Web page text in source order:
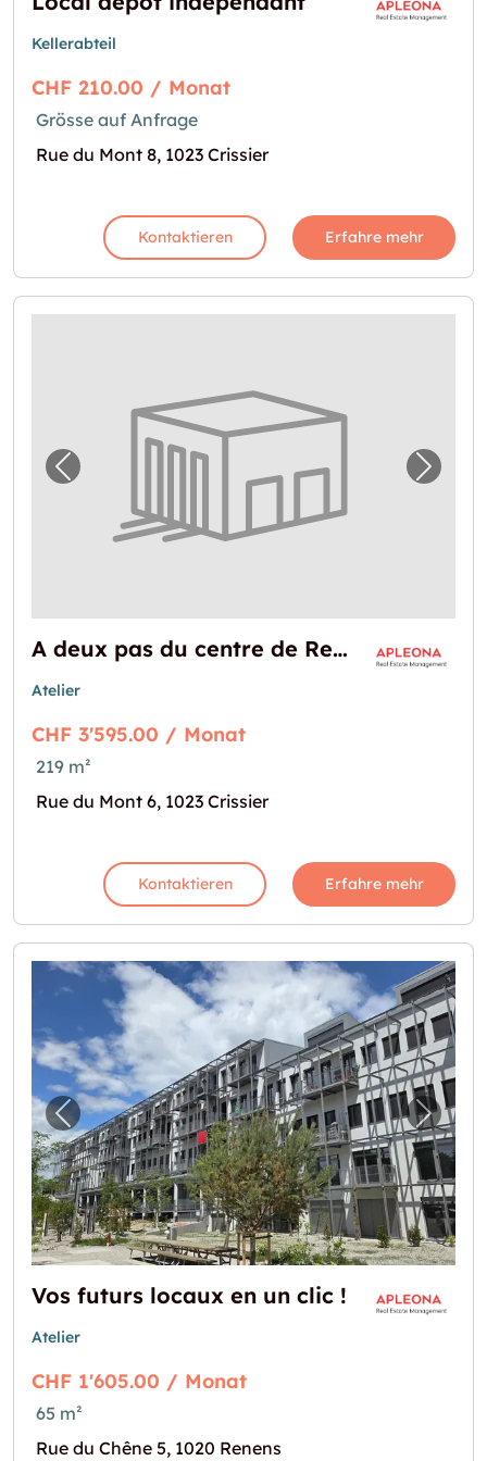
Kellerabteil
CHF 210.00 / Monat
Grösse auf Anfrage
Rue du Mont 8, 1023 Crissier
Kontaktieren Erfahre mehr
Vorheriges Bild für "A deux pas du centre
A deux pas du centre de Renens ! Cette surface est faite pour vous!
Atelier
CHF 3'595.00 / Monat
219 m²
Rue du Mont 6, 1023 Crissier
Kontaktieren Erfahre mehr
Vorheriges Bild für "Vos futurs locaux en un
Vos futurs locaux en un clic !
Atelier
CHF 1'605.00 / Monat
65 m²
Rue du Chêne 5, 1020 Renens